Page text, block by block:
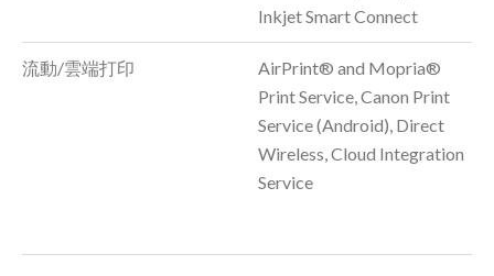
Inkjet Smart Connect
流動/雲端打印
AirPrint® and Mopria®
Print Service, Canon Print
Service (Android), Direct
Wireless, Cloud Integration
Service